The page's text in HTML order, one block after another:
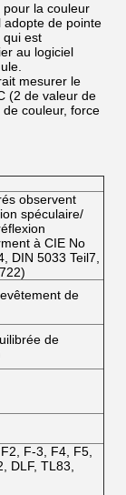
la couleur
adopte de pointe
qui est
au logiciel
mesurer le
(2 de valeur de
couleur, force
observent
spéculaire/
à CIE No
DIN 5033 Teil7,
de
de
F-3, F4, F5,
DLF, TL83,